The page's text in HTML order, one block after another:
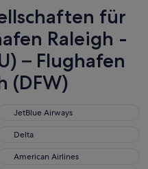
für
Raleigh -
– Flughafen
(DFW)
JetBlue Airways
JetBlue Airways
Delta
Delta
American Airlines
American Airlines